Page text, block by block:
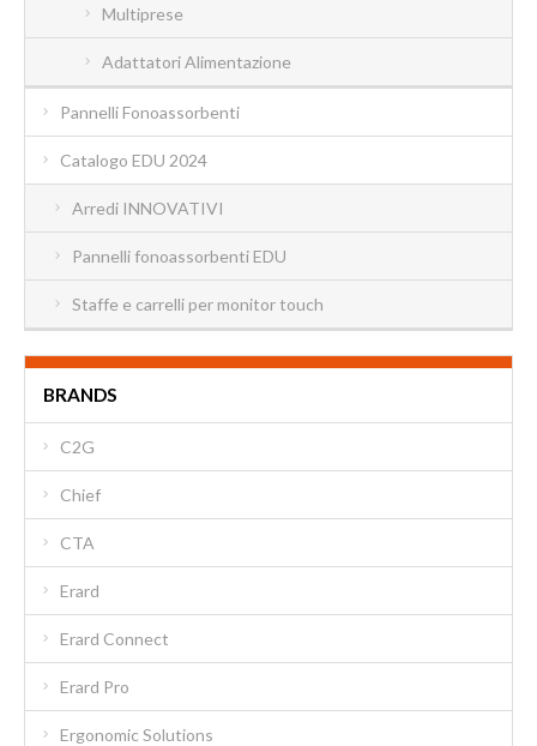
Multiprese
Adattatori Alimentazione
Pannelli Fonoassorbenti
Catalogo EDU 2024
Arredi INNOVATIVI
Pannelli fonoassorbenti EDU
Staffe e carrelli per monitor touch
BRANDS
C2G
Chief
CTA
Erard
Erard Connect
Erard Pro
Ergonomic Solutions